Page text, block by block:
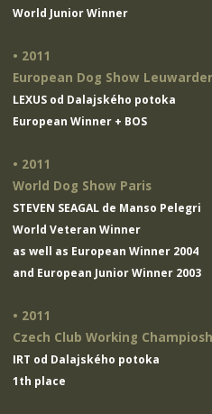
World Junior Winner
• 2011
European Dog Show
LEXUS od Dalajského potoka
European Winner + BOS
• 2011
World Dog Show Paris
STEVEN SEAGAL de Manso Pelegri
World Veteran Winner
as well as European Winner 2004
and European Junior Winner 2003
• 2011
Czech Club Working
IRT od Dalajského potoka
1th place